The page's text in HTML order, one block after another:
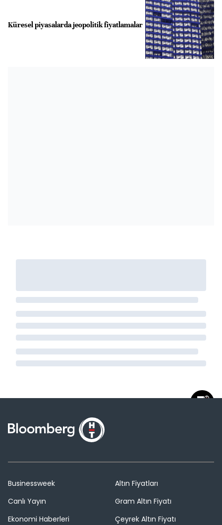
Küresel piyasalarda jeopolitik fiyatlamalar
Businessweek
Canlı Yayın
Ekonomi Haberleri
Altın Fiyatları
Gram Altın Fiyatı
Çeyrek Altın Fiyatı